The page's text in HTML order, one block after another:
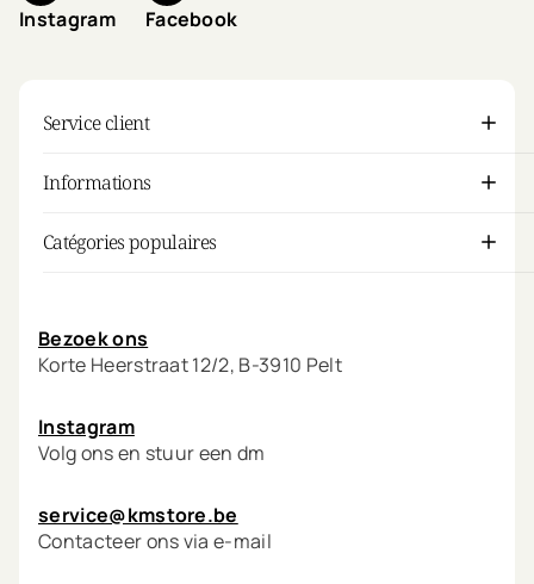
Instagram Facebook
Service client
Informations
Catégories populaires
Bezoek ons
Korte Heerstraat 12/2, B-3910 Pelt
Instagram
Volg ons en stuur een dm
service@kmstore.be
Contacteer ons via e-mail